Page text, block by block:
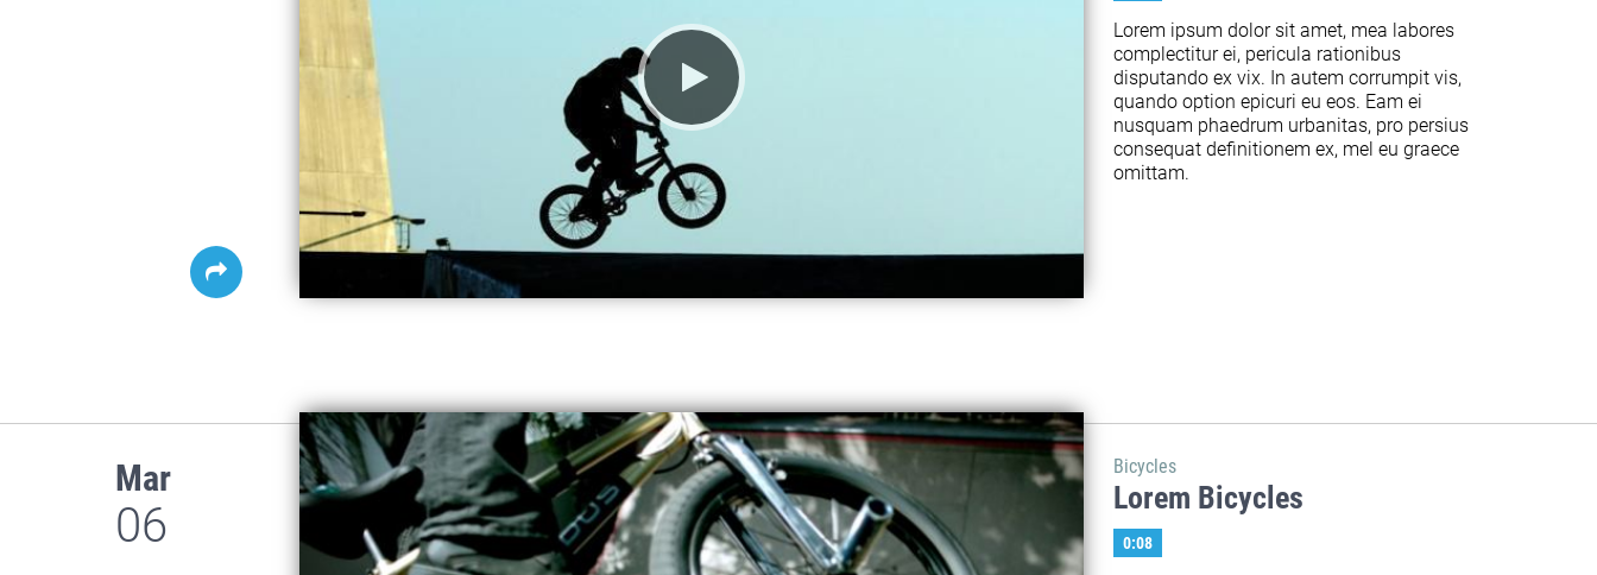
Lorem ipsum dolor sit amet, mea labores
complectitur ei, pericula rationibus
disputando ex vix. In autem corrumpit vis,
quando option epicuri eu eos. Eam ei
nusquam phaedrum urbanitas, pro persius
consequat definitionem ex, mel eu graece
omittam.
Mar
06
Bicycles
Lorem Bicycles
0:08